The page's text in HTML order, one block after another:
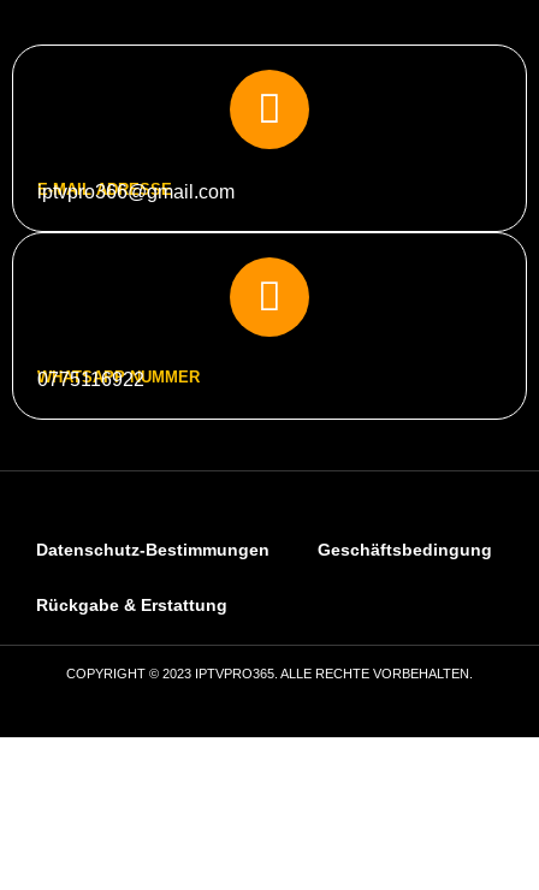
E-MAIL ADRESSE
iptvpro366@gmail.com
WHATSAPP NUMMER
0775116922
Datenschutz-Bestimmungen Geschäftsbedingung
Rückgabe & Erstattung
COPYRIGHT © 2023 IPTVPRO365. ALLE RECHTE VORBEHALTEN.